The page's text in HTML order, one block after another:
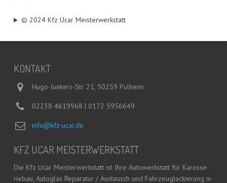
© 2024 Kfz Ucar Meisterwerkstatt
KON­TAKT
Hugo-Junkers-Str. 21, 50259 Pulheim
02238 4619968 | 0172 5956649
info@kfz-ucar.de
KFZ UCAR MEISTERWERKSTATT
Die Kfz Ucar Meis­ter­werk­statt ist Ihre Auto­werk­statt für Karos­se­
rie­bau, Auto­glas Repa­ra­tur / Aus­tausch und Fahr­zeug­la­ckie­rung in